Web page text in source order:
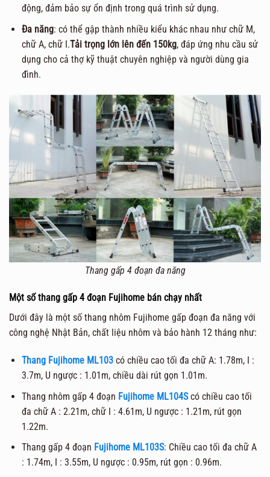
động, đảm bảo sự ổn định trong quá trình sử dụng.
Đa năng: có thể gập thành nhiều kiểu khác nhau như chữ M,
chữ A, chữ I.Tải trọng lớn lên đến 150kg, đáp ứng nhu cầu sử
dụng cho cả thợ kỹ thuật chuyên nghiệp và người dùng gia
đình.
Thang gấp 4 đoạn đa năng
Một số thang gấp 4 đoạn Fujihome bán chạy nhất
Dưới đây là một số thang nhôm Fujihome gấp đoạn đa năng với
công nghệ Nhật Bản, chất liệu nhôm và bảo hành 12 tháng như:
Thang Fujihome ML103có chiều cao tối đa chữ A: 1.78m, I :
3.7m, U ngược : 1.01m, chiều dài rút gọn 1.01m.
Thang nhôm gấp 4 đoạn Fujihome ML104Scó chiều cao tối
đa chữ A : 2.21m, chữ I : 4.61m, U ngược : 1.21m, rút gọn
1.22m.
Thang gấp 4 đoạn Fujihome ML103S: Chiều cao tối đa chữ A
: 1.74m, I : 3.55m, U ngược : 0.95m, rút gọn : 0.96m.